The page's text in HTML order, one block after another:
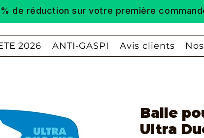
de réduction sur votre première
2026 ANTI-GASPI Avis clients
Balle
Ultra